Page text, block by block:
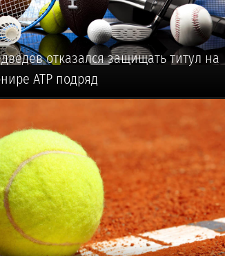
отказался защищать титул на
ATP подряд